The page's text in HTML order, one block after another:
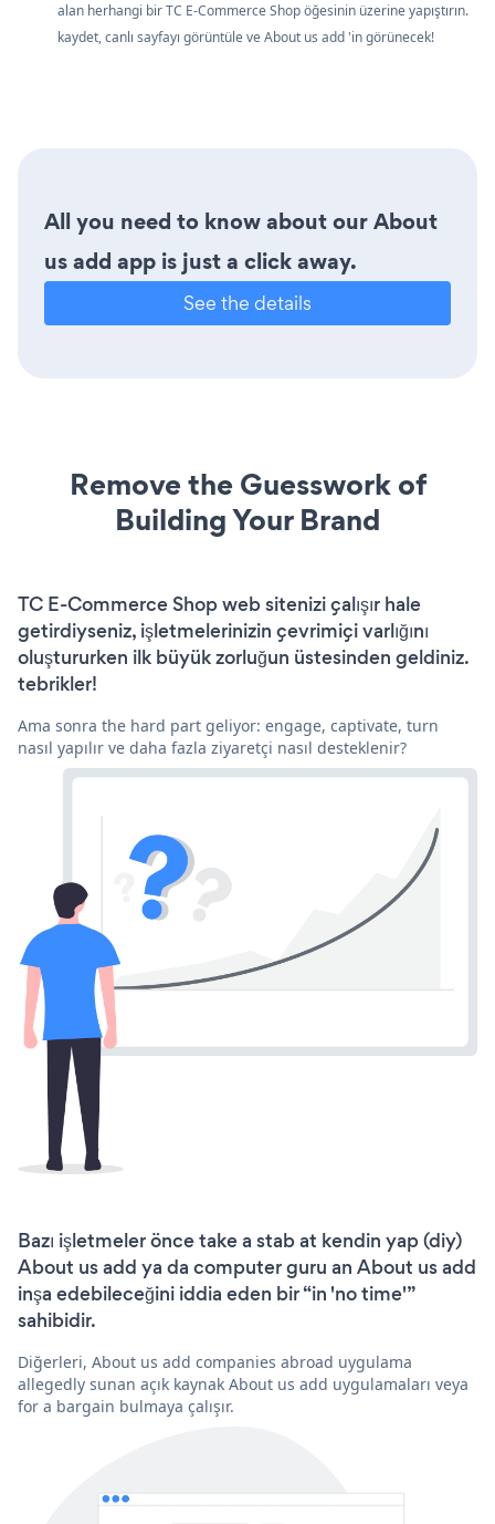
alan herhangi bir TC E-Commerce Shop öğesinin üzerine yapıştırın.
kaydet, canlı sayfayı görüntüle ve About us add 'in görünecek!
All you need to know about our About
us add app is just a click away.
See the details
Remove the Guesswork of
Building Your Brand
TC E-Commerce Shop web sitenizi çalışır hale
getirdiyseniz, işletmelerinizin çevrimiçi varlığını
oluştururken ilk büyük zorluğun üstesinden geldiniz.
tebrikler!
Ama sonra the hard part geliyor: engage, captivate, turn
nasıl yapılır ve daha fazla ziyaretçi nasıl desteklenir?
Bazı işletmeler önce take a stab at kendin yap (diy)
About us add ya da computer guru an About us add
inşa edebileceğini iddia eden bir “in 'no time'”
sahibidir.
Diğerleri, About us add companies abroad uygulama
allegedly sunan açık kaynak About us add uygulamaları veya
for a bargain bulmaya çalışır.